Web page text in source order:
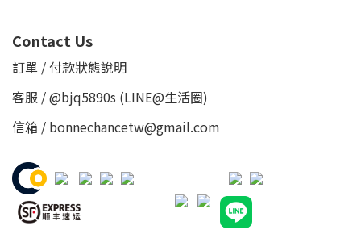
Contact Us
訂單 / 付款狀態說明
客服 /@bjq5890s (LINE@生活圈)
信箱 / bonnechancetw@gmail.com